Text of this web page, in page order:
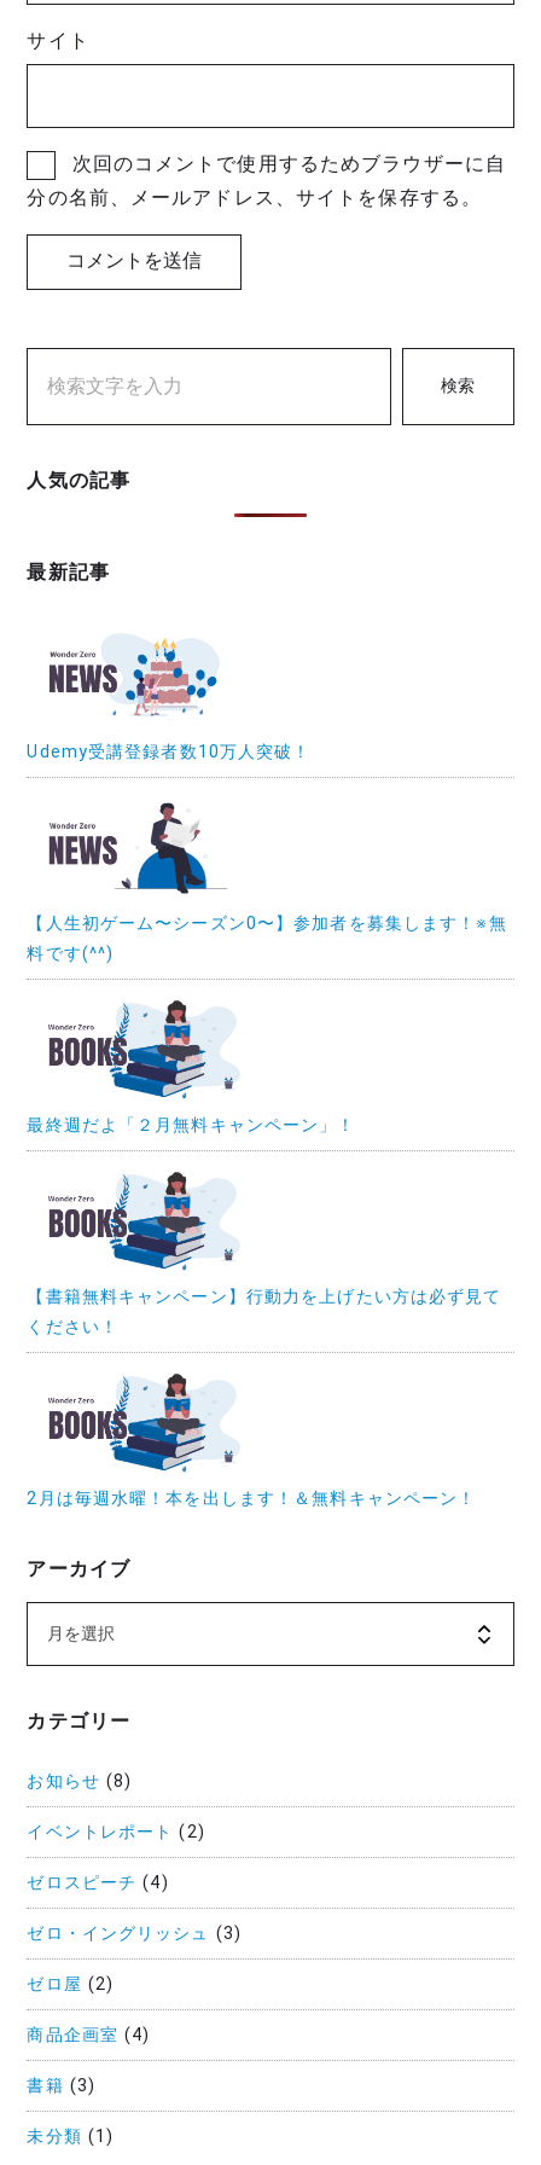
サイト
次回のコメントで使用するためブラウザーに自
分の名前、メールアドレス、サイトを保存する。
検索
人気の記事
最新記事
Udemy受講登録者数10万人突破！
【人生初ゲーム〜シーズン0〜】参加者を募集します！※無
料です(^^)
最終週だよ「２月無料キャンペーン」！
【書籍無料キャンペーン】行動力を上げたい方は必ず見て
ください！
2月は毎週水曜！本を出します！＆無料キャンペーン！
アーカイブ
カテゴリー
お知らせ (8)
イベントレポート (2)
ゼロスピーチ (4)
ゼロ・イングリッシュ (3)
ゼロ屋 (2)
商品企画室 (4)
書籍 (3)
未分類 (1)